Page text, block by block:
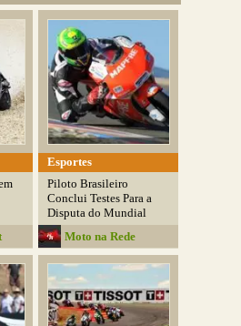
Esportes
Piloto Brasileiro
Conclui Testes Para a
Disputa do Mundial
Moto na Rede